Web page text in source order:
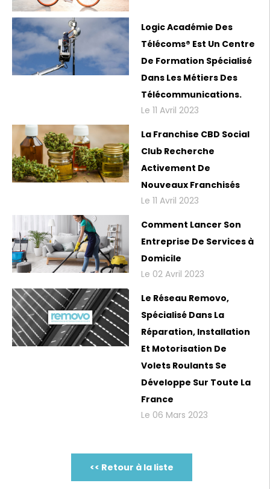
Logic Académie Des
Télécoms® Est Un Centre
De Formation Spécialisé
Dans Les Métiers Des
Télécommunications.
Le 11 Avril 2023
La Franchise CBD Social
Club Recherche
Activement De
Nouveaux Franchisés
Le 11 Avril 2023
Comment Lancer Son
Entreprise De Services à
Domicile
Le 02 Avril 2023
Le Réseau Removo,
Spécialisé Dans La
Réparation, Installation
Et Motorisation De
Volets Roulants Se
Développe Sur Toute La
France
Le 06 Mars 2023
<< Retour à la liste